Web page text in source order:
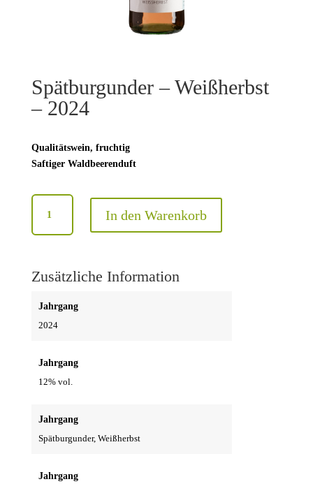
Spätburgunder – Weißherbst
– 2024
Qualitätswein, fruchtig
Saftiger Waldbeerenduft
Weißherbst
Menge
In den Warenkorb
Zusätzliche Information
Jahrgang
2024
Jahrgang
12% vol.
Jahrgang
Spätburgunder, Weißherbst
Jahrgang